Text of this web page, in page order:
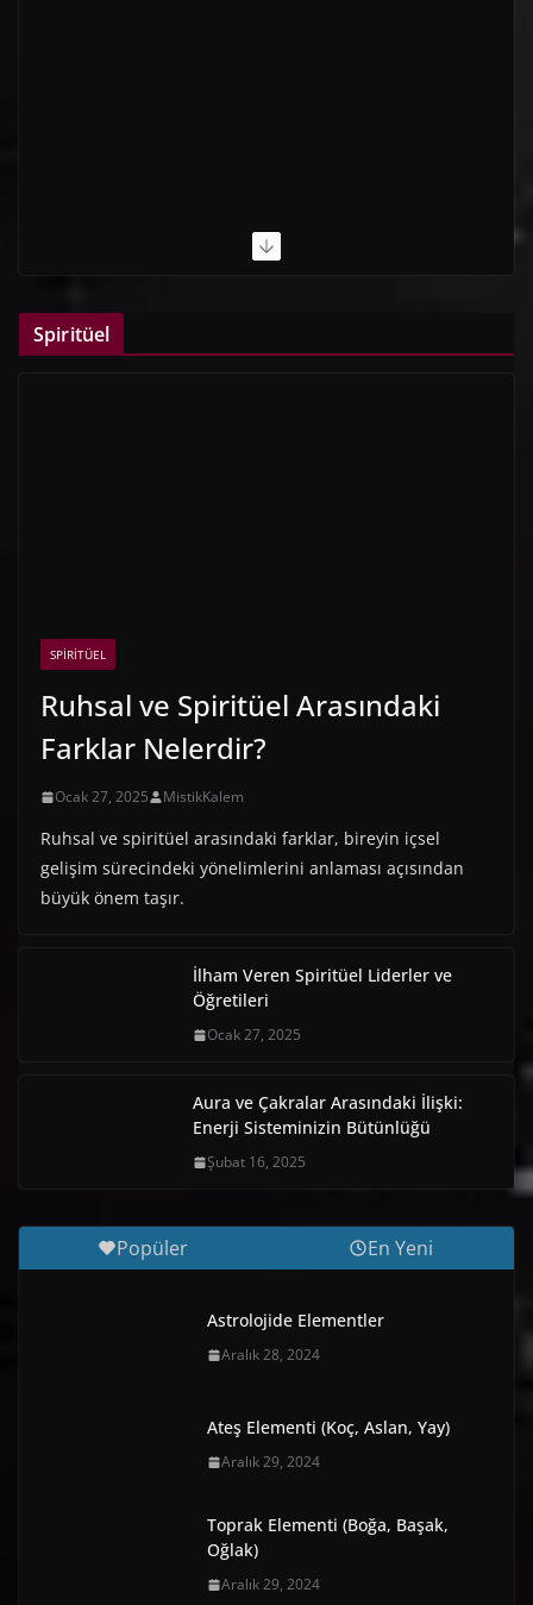
Spiritüel
SPIRITÜEL
Ruhsal ve Spiritüel Arasındaki
Farklar Nelerdir?
Ocak 27, 2025 MistikKalem
Ruhsal ve spiritüel arasındaki farklar, bireyin içsel
gelişim sürecindeki yönelimlerini anlaması açısından
büyük önem taşır.
İlham Veren Spiritüel Liderler ve
Öğretileri
Ocak 27, 2025
Aura ve Çakralar Arasındaki İlişki:
Enerji Sisteminizin Bütünlüğü
Şubat 16, 2025
Popüler En Yeni
Astrolojide Elementler
Aralık 28, 2024
Ateş Elementi (Koç, Aslan, Yay)
Aralık 29, 2024
Toprak Elementi (Boğa, Başak,
Oğlak)
Aralık 29, 2024